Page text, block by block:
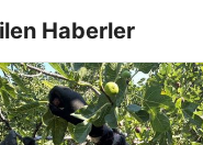
Haberler